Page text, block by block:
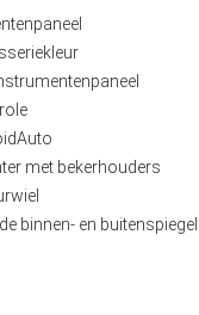
met bekerhouders
binnen- en